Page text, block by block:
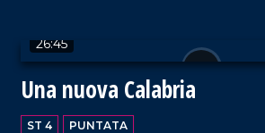
26:45
Una nuova Calabria
ST 4 PUNTATA